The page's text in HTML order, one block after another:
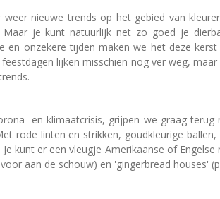
nieuwe trends op het gebied van
Maar je kunt natuurlijk net zo goed je
en onzekere tijden maken we het deze
lijken misschien nog ver weg,
en klimaatcrisis, grijpen we graag
rode linten en strikken, goudkleurige
kunt er een vleugje Amerikaanse of
aan de schouw) en 'gingerbread houses'